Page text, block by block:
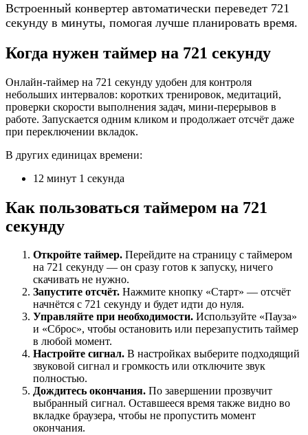
Встроенный конвертер автоматически переведет 721
секунду в минуты, помогая лучше планировать время.
Когда нужен таймер на 721 секунду
Онлайн-таймер на 721 секунду удобен для контроля
небольших интервалов: коротких тренировок, медитаций,
проверки скорости выполнения задач, мини-перерывов в
работе. Запускается одним кликом и продолжает отсчёт даже
при переключении вкладок.
В других единицах времени:
12 минут 1 секунда
Как пользоваться таймером на 721
секунду
Откройте таймер. Перейдите на страницу с таймером
на 721 секунду — он сразу готов к запуску, ничего
скачивать не нужно.
Запустите отсчёт. Нажмите кнопку «Старт» — отсчёт
начнётся с 721 секунду и будет идти до нуля.
Управляйте при необходимости. Используйте «Пауза»
и «Сброс», чтобы остановить или перезапустить таймер
в любой момент.
Настройте сигнал. В настройках выберите подходящий
звуковой сигнал и громкость или отключите звук
полностью.
Дождитесь окончания. По завершении прозвучит
выбранный сигнал. Оставшееся время также видно во
вкладке браузера, чтобы не пропустить момент
окончания.